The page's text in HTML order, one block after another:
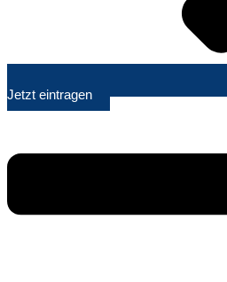
Jetzt eintragen